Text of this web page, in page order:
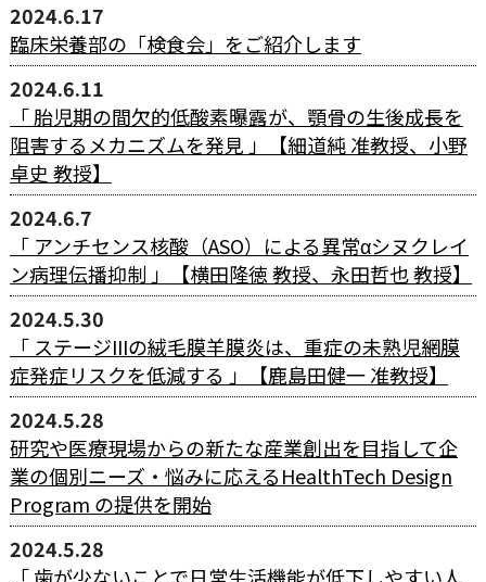
2024.6.17
臨床栄養部の「検食会」をご紹介します
2024.6.11
「 胎児期の間欠的低酸素曝露が、顎骨の生後成長を
阻害するメカニズムを発見 」【細道純 准教授、小野
卓史 教授】
2024.6.7
「 アンチセンス核酸（ASO）による異常αシヌクレイ
ン病理伝播抑制 」【横田隆徳 教授、永田哲也 教授】
2024.5.30
「 ステージIIIの絨毛膜羊膜炎は、重症の未熟児網膜
症発症リスクを低減する 」【鹿島田健一 准教授】
2024.5.28
研究や医療現場からの新たな産業創出を目指して企
業の個別ニーズ・悩みに応えるHealthTech Design
Program の提供を開始
2024.5.28